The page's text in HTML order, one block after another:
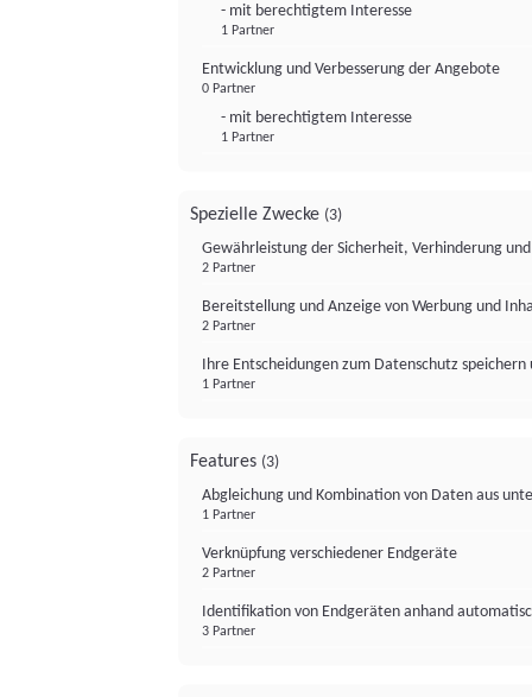
- mit berechtigtem Interesse
1 Partner
Entwicklung und Verbesserung der Angebote
0 Partner
- mit berechtigtem Interesse
1 Partner
Spezielle Zwecke (3)
Gewährleistung der Sicherheit, Verhinderung
2 Partner
Bereitstellung und Anzeige von Werbung und
2 Partner
Ihre Entscheidungen zum Datenschutz
1 Partner
Features (3)
Abgleichung und Kombination von Daten aus
1 Partner
Verknüpfung verschiedener Endgeräte
2 Partner
Identifikation von Endgeräten anhand
3 Partner